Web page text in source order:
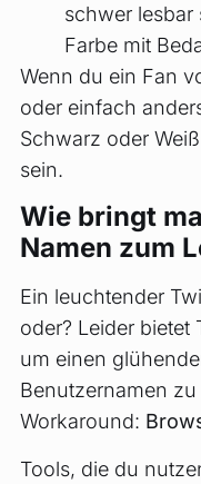
schwer lesbar
Farbe mit
Wenn du ein Fan
oder einfach
Schwarz oder
sein.
Wie bringt
Namen zum
Ein leuchtender
oder? Leider bietet
um einen
Benutzernamen
Workaround:
Tools, die du